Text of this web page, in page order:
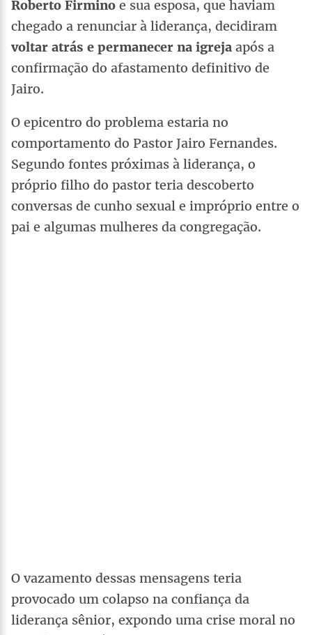
Roberto Firmino e sua esposa, que haviam
chegado a renunciar à liderança, decidiram
voltar atrás e permanecer na igreja após a
confirmação do afastamento definitivo de
Jairo.
O epicentro do problema estaria no
comportamento do Pastor Jairo Fernandes.
Segundo fontes próximas à liderança, o
próprio filho do pastor teria descoberto
conversas de cunho sexual e impróprio entre o
pai e algumas mulheres da congregação.
O vazamento dessas mensagens teria
provocado um colapso na confiança da
liderança sênior, expondo uma crise moral no